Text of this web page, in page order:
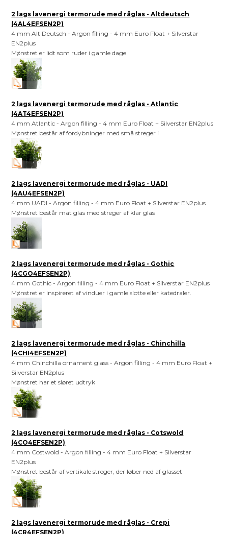
2 lags lavenergi termorude med råglas - Altdeutsch
(4AL4EFSEN2P)
4 mm Alt Deutsch - Argon filling - 4 mm Euro Float + Silverstar
EN2plus
Mønstret er lidt som ruder i gamle dage
2 lags lavenergi termorude med råglas - Atlantic
(4AT4EFSEN2P)
4 mm Atlantic - Argon filling - 4 mm Euro Float + Silverstar EN2plus
Mønstret består af fordybninger med små streger i
2 lags lavenergi termorude med råglas - UADI
(4AU4EFSEN2P)
4 mm UADI - Argon filling - 4 mm Euro Float + Silverstar EN2plus
Mønstret består mat glas med streger af klar glas
2 lags lavenergi termorude med råglas - Gothic
(4CGO4EFSEN2P)
4 mm Gothic - Argon filling - 4 mm Euro Float + Silverstar EN2plus
Mønstret er inspireret af vinduer i gamle slotte eller katedraler.
2 lags lavenergi termorude med råglas - Chinchilla
(4CHI4EFSEN2P)
4 mm Chinchilla ornament glass - Argon filling - 4 mm Euro Float +
Silverstar EN2plus
Mønstret har et sløret udtryk
2 lags lavenergi termorude med råglas - Cotswold
(4CO4EFSEN2P)
4 mm Costwold - Argon filling - 4 mm Euro Float + Silverstar
EN2plus
Mønstret består af vertikale streger, der løber ned af glasset
2 lags lavenergi termorude med råglas - Crepi
(4CR4EFSEN2P)